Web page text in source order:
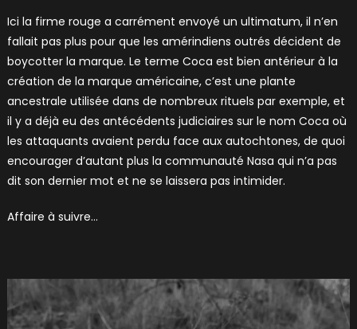
Ici la firme rouge a carrément envoyé un ultimatum, il n’en
fallait pas plus pour que les amérindiens outrés décident de
boycotter la marque. Le terme Coca est bien antérieur à la
création de la marque américaine, c’est une plante
ancestrale utilisée dans de nombreux rituels par exemple, et
il y a déjà eu des antécédents judiciaires sur le nom Coca où
les attaquants avaient perdu face aux autochtones, de quoi
encourager d’autant plus la communauté Nasa qui n’a pas
dit son dernier mot et ne se laissera pas intimider.
Affaire à suivre…